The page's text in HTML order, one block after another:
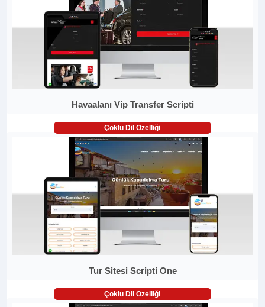
Havaalanı Vip Transfer Scripti
Çoklu Dil Özelliği
Tur Sitesi Scripti One
Çoklu Dil Özelliği